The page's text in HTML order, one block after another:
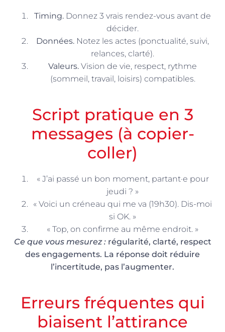
Timing. Donnez 3 vrais rendez-vous avant de
décider.
Données. Notez les actes (ponctualité, suivi,
relances, clarté).
Valeurs. Vision de vie, respect, rythme
(sommeil, travail, loisirs) compatibles.
Script pratique en 3
messages (à copier-
coller)
« J’ai passé un bon moment, partant·e pour
jeudi ? »
« Voici un créneau qui me va (19h30). Dis-moi
si OK. »
« Top, on confirme au même endroit. »
Ce que vous mesurez :régularité, clarté, respect
des engagements. La réponse doit réduire
l’incertitude, pas l’augmenter.
Erreurs fréquentes qui
biaisent l’attirance